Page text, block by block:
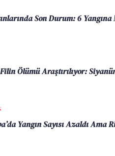
Son Durum: 6
Filin Ölümü Araştırılıyor:
Yangın Sayısı Azaldı Ama